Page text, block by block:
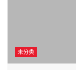
未分类